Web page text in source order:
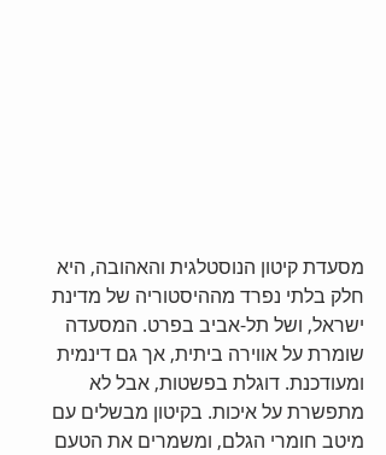
מסעדת קיטון הנוסטלגית והאהובה, היא
חלק בלתי נפרד מההיסטוריה של מדינת
ישראל, ושל תל-אביב בפרט. המסעדה
שומרת על אווירה ביתית, אך גם דינמית
ומעודכנת. דוגלת בפשטות, אבל לא
מתפשרת על איכות. בקיטון מבשלים עם
מיטב חומרי הגלם, ומשמרים את הטעם